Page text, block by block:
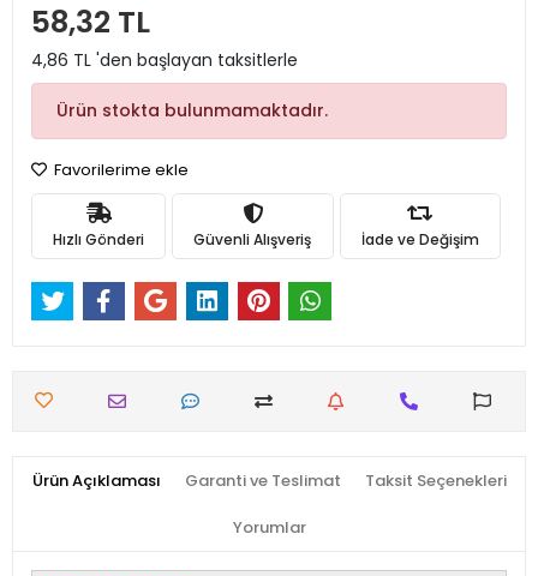
58,32 TL
4,86 TL 'den başlayan taksitlerle
Ürün stokta bulunmamaktadır.
Favorilerime ekle
Hızlı Gönderi Güvenli Alışveriş İade ve Değişim
Ürün Açıklaması Garanti ve Teslimat Taksit Seçenekleri
Yorumlar